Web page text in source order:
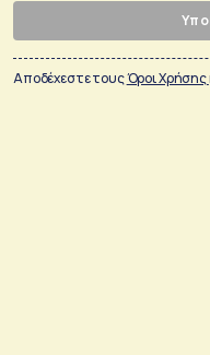
Αποδέχεστε τουςΌροι Χρήσης